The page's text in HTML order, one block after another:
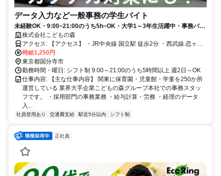
データ入力など一般事務の学生バイト
未経験OK・9:00~21:00のうち5h~OK・大学1～3年生活躍中・事務バイ
トで就活準備もバッチリ
株式会社こどもの森
アクセス: 【アクセス】 ・JR中央線 国立駅 徒歩2分 ・西武線 恋ヶ窪
駅 自転車15分 ・ＪＲ南武線 谷保駅 自転車10分
時給1,250円
東京都国分寺市
勤務時間・曜日: シフト制 9:00～21:00のうち5時間以上 週2日～OK
仕事内容: 【主な仕事内容】 関東に保育園・児童館・学童を250か所
運営している 業界大手企業こどもの森グループ本社での事務スタッ
フです。 ・採用部門の事務業務 ・給与計算・労務 ・経理のデータ
入...
社員登用あり 交通費支給 駅近5分以内 シフト制
正社員